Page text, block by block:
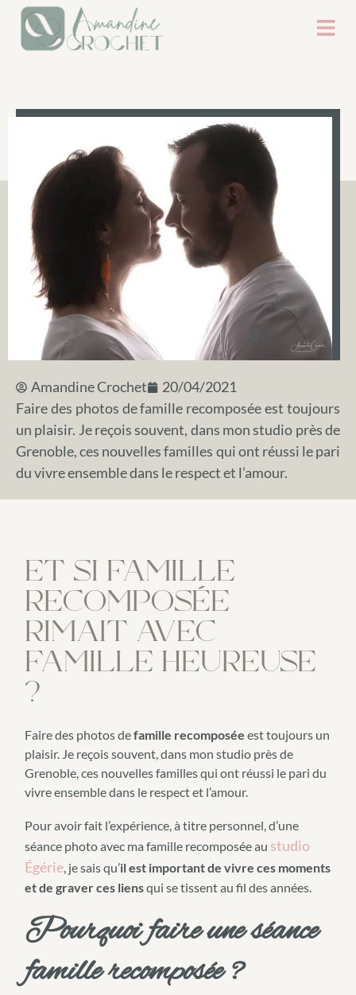
Amandine Crochet
20/04/2021
Faire des photos de famille recomposée est toujours
un plaisir. Je reçois souvent, dans mon studio près de
Grenoble, ces nouvelles familles qui ont réussi le pari
du vivre ensemble dans le respect et l’amour.
ET SI FAMILLE
RECOMPOSÉE
RIMAIT AVEC
FAMILLE HEUREUSE
?
Faire des photos defamille recomposée est toujours un
plaisir. Je reçois souvent, dans mon studio près de
Grenoble, ces nouvelles familles qui ont réussi le pari du
vivre ensemble dans le respect et l’amour.
Pour avoir fait l’expérience, à titre personnel, d’une
séance photo avec ma famille recomposée au studio
Égérie, je sais qu’il est important de vivre ces moments
et de graver ces liensqui se tissent au fil des années.
Pourquoi faire une séance
famille recomposée ?